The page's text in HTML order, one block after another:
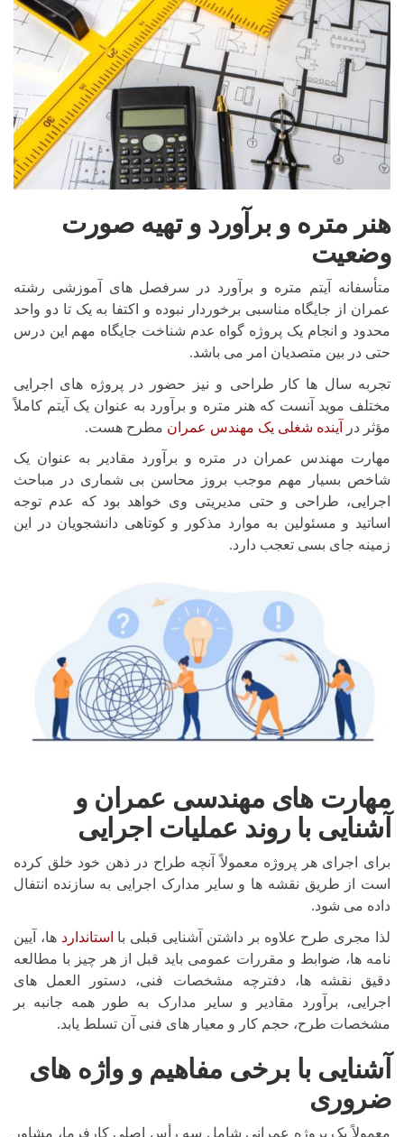
هنر متره و برآورد و تهیه صورت
وضعیت
متأسفانه آیتم متره و برآورد در سرفصل های آموزشی رشته
عمران از جایگاه مناسبی برخوردار نبوده و اکتفا به یک تا دو واحد
محدود و انجام یک پروژه گواه عدم شناخت جایگاه مهم این درس
حتی در بین متصدیان امر می باشد.
تجربه سال ها کار طراحی و نیز حضور در پروژه های اجرایی
مختلف موید آنست که هنر متره و برآورد به عنوان یک آیتم کاملاً
مؤثر در
آینده شغلی یک مهندس عمران مطرح هست.
مهارت مهندس عمران در متره و برآورد مقادیر به عنوان یک
شاخص بسیار مهم موجب بروز محاسن بی شماری در مباحث
اجرایی، طراحی و حتی مدیریتی وی خواهد بود که عدم توجه
اساتید و مسئولین به موارد مذکور و کوتاهی دانشجویان در این
زمینه جای بسی تعجب دارد.
مهارت های مهندسی عمران و
آشنایی با روند عملیات اجرایی
برای اجرای هر پروژه معمولاً آنچه طراح در ذهن خود خلق کرده
است از طریق نقشه ها و سایر مدارک اجرایی به سازنده انتفال
داده می شود.
لذا مجری طرح علاوه بر داشتن آشنایی قبلی با استانداردها، آیین
نامه ها، ضوابط و مقررات عمومی باید قبل از هر چیز با مطالعه
دقیق نقشه ها، دفترچه مشخصات فنی، دستور العمل های
اجرایی، برآورد مقادیر و سایر مدارک به طور همه جانبه بر
مشخصات طرح، حجم کار و معیار های فنی آن تسلط یابد.
آشنایی با برخی مفاهیم و واژه های
ضروری
معمولاً یک پروژه عمرانی شامل سه رأس اصلی کارفرما، مشاور